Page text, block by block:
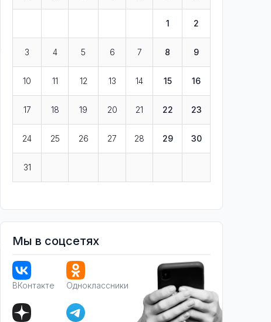
1 2
3 4 5 6 7 8 9
10 11 12 13 14 15 16
17 18 19 20 21 22 23
24 25 26 27 28 29 30
31
Мы в соцсетях
ВКонтакте Одноклассники